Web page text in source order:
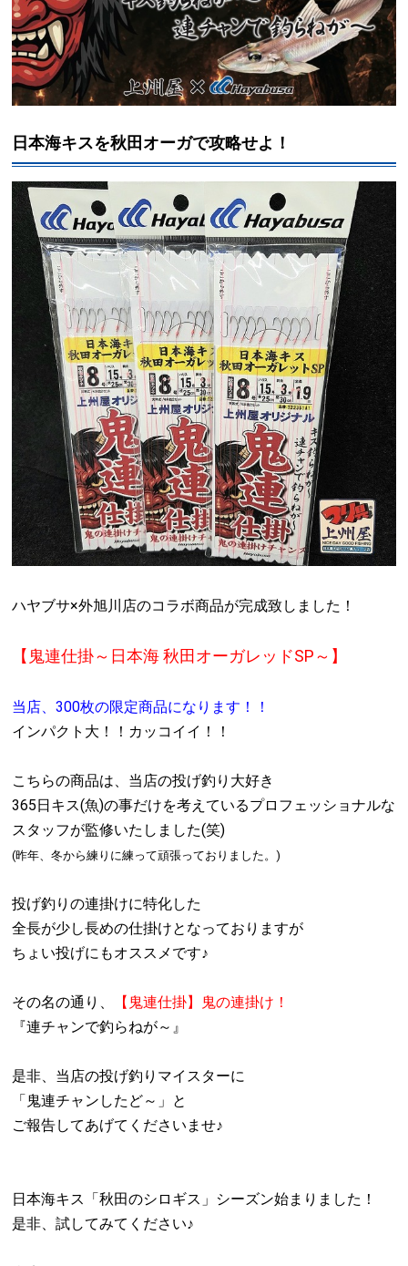
日本海キスを秋田オーガで攻略せよ！
ハヤブサ×外旭川店のコラボ商品が完成致しました！
【鬼連仕掛～日本海 秋田オーガレッドSP～】
当店、300枚の限定商品になります！！
インパクト大！！カッコイイ！！
こちらの商品は、当店の投げ釣り大好き
365日キス(魚)の事だけを考えているプロフェッショナルな
スタッフが監修いたしました(笑)
(昨年、冬から練りに練って頑張っておりました。)
投げ釣りの連掛けに特化した
全長が少し長めの仕掛けとなっておりますが
ちょい投げにもオススメです♪
その名の通り、
【鬼連仕掛】鬼の連掛け！
『連チャンで釣らねが～』
是非、当店の投げ釣りマイスターに
「鬼連チャンしたど～」と
ご報告してあげてくださいませ♪
日本海キス「秋田のシロギス」シーズン始まりました！
是非、試してみてください♪